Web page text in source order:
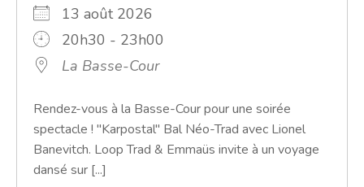
13 août 2026
20h30 - 23h00
La Basse-Cour
Rendez-vous à la Basse-Cour pour une soirée
spectacle ! "Karpostal" Bal Néo-Trad avec Lionel
Banevitch. Loop Trad & Emmaüs invite à un voyage
dansé sur [...]